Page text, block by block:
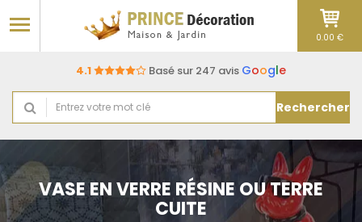
4.1 Basé sur 247 avis Google
Rechercher
0.00 €
VASE EN VERRE RÉSINE OU TERRE
CUITE